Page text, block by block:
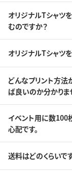
オリジナルTシャツ
むのですか？
オリジナルTシャツ
どんなプリント方法
ば良いのか分かりま
イベント用に数100
心配です。
送料はどのくらいで